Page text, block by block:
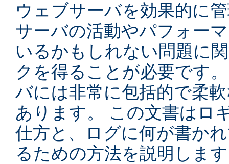
ウェブサーバを効果的に
サーバの活動やパフォー
いるかもしれない問題に
クを得ることが必要です
バには非常に包括的で柔
あります。 この文書はロ
仕方と、ログに何が書か
るための方法を説明しま